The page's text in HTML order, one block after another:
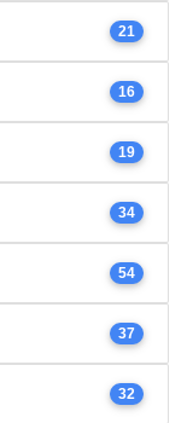
21
16
19
34
54
37
32